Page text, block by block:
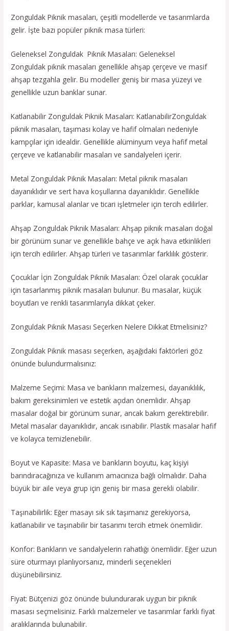
Zonguldak Piknik masaları, çeşitli modellerde ve tasarımlarda
gelir. İşte bazı popüler piknik masa türleri:
Geleneksel Zonguldak Piknik Masaları: Geleneksel
Zonguldak piknik masaları genellikle ahşap çerçeve ve masif
ahşap tezgahla gelir. Bu modeller geniş bir masa yüzeyi ve
genellikle uzun banklar sunar.
Katlanabilir Zonguldak Piknik Masaları: KatlanabilirZonguldak
piknik masaları, taşıması kolay ve hafif olmaları nedeniyle
kampçılar için idealdir. Genellikle alüminyum veya hafif metal
çerçeve ve katlanabilir masaları ve sandalyeleri içerir.
Metal Zonguldak Piknik Masaları: Metal piknik masaları
dayanıklıdır ve sert hava koşullarına dayanıklıdır. Genellikle
parklar, kamusal alanlar ve ticari işletmeler için tercih edilirler.
Ahşap Zonguldak Piknik Masaları: Ahşap piknik masaları doğal
bir görünüm sunar ve genellikle bahçe ve açık hava etkinlikleri
için tercih edilirler. Ahşap türleri ve tasarımlar farklılık gösterir.
Çocuklar İçin Zonguldak Piknik Masaları: Özel olarak çocuklar
için tasarlanmış piknik masaları bulunur. Bu masalar, küçük
boyutları ve renkli tasarımlarıyla dikkat çeker.
Zonguldak Piknik Masası Seçerken Nelere Dikkat Etmelisiniz?
Zonguldak Piknik masası seçerken, aşağıdaki faktörleri göz
önünde bulundurmalısınız:
Malzeme Seçimi: Masa ve bankların malzemesi, dayanıklılık,
bakım gereksinimleri ve estetik açıdan önemlidir. Ahşap
masalar doğal bir görünüm sunar, ancak bakım gerektirebilir.
Metal masalar dayanıklıdır, ancak ısınabilir. Plastik masalar hafif
ve kolayca temizlenebilir.
Boyut ve Kapasite: Masa ve bankların boyutu, kaç kişiyi
barındıracağınıza ve kullanım amacınıza bağlı olmalıdır. Daha
büyük bir aile veya grup için geniş bir masa gerekli olabilir.
Taşınabilirlik: Eğer masayı sık sık taşımanız gerekiyorsa,
katlanabilir ve taşınabilir bir tasarımı tercih etmek önemlidir.
Konfor: Bankların ve sandalyelerin rahatlığı önemlidir. Eğer uzun
süre oturmayı planlıyorsanız, minderli seçenekleri
düşünebilirsiniz.
Fiyat: Bütçenizi göz önünde bulundurarak uygun bir piknik
masası seçmelisiniz. Farklı malzemeler ve tasarımlar farklı fiyat
aralıklarında bulunabilir.